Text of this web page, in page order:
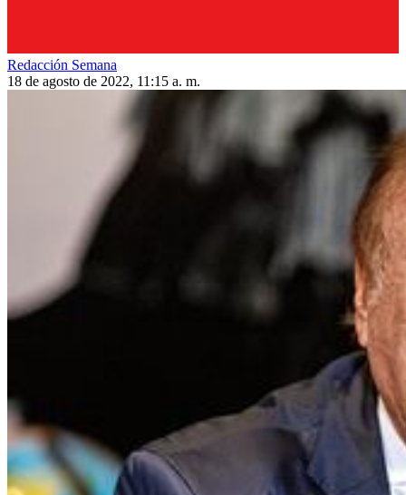
Redacción Semana
18 de agosto de 2022, 11:15 a. m.